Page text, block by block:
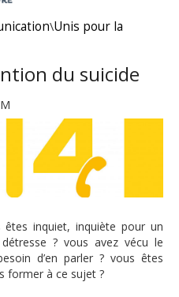
\Unis pour la
du suicide
inquiet, inquiète pour un
? vous avez vécu le
d’en parler ? vous êtes
former à ce sujet ?